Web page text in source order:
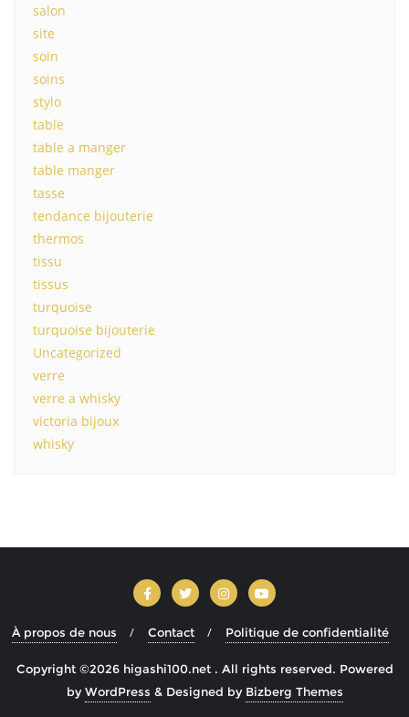
salon
site
soin
soins
stylo
table
table a manger
table manger
tasse
tendance bijouterie
thermos
tissu
tissus
turquoise
turquoise bijouterie
Uncategorized
verre
verre a whisky
victoria bijoux
whisky
À propos de nous Contact Politique de confidentialité
Copyright ©2026 higashi100.net . All rights reserved. Powered
byWordPress & Designed by Bizberg Themes